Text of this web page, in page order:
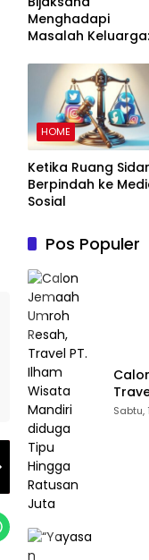
Menghadapi
Masalah Keluarga:
Membangun
Keluarga Harmonis
dalam Perspektif
Islam
HOME
Ketika Ruang
Berpindah ke
Sosial
Pos Populer
Sabtu,